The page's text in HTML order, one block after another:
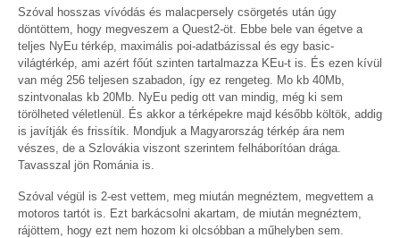
Szóval hosszas vívódás és malacpersely csörgetés után úgy
döntöttem, hogy megveszem a Quest2-öt. Ebbe bele van égetve a
teljes NyEu térkép, maximális poi-adatbázissal és egy basic-
világtérkép, ami azért főút szinten tartalmazza KEu-t is. És ezen kívül
van még 256 teljesen szabadon, így ez rengeteg. Mo kb 40Mb,
szintvonalas kb 20Mb. NyEu pedig ott van mindig, még ki sem
törölheted véletlenül. És akkor a térképekre majd később költök, addig
is javítják és frissítik. Mondjuk a Magyarország térkép ára nem
vészes, de a Szlovákia viszont szerintem felháborítóan drága.
Tavasszal jön Románia is.
Szóval végül is 2-est vettem, meg miután megnéztem, megvettem a
motoros tartót is. Ezt barkácsolni akartam, de miután megnéztem,
rájöttem, hogy ezt nem hozom ki olcsóbban a műhelyben sem.